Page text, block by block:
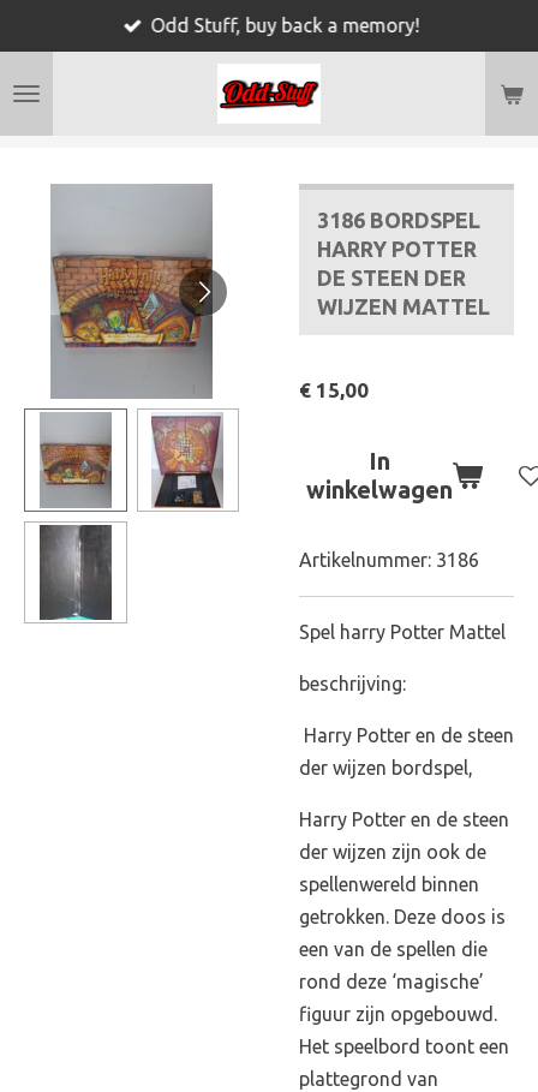
naar
Odd Stuff, buy back a memory!
3186 BORDSPEL
HARRY POTTER
DE STEEN DER
WIJZEN MATTEL
€ 15,00
In
winkelwagen
Artikelnummer: 3186
Spel harry Potter Mattel
beschrijving:
Harry Potter en de steen
der wijzen bordspel,
Harry Potter en de steen
der wijzen zijn ook de
spellenwereld binnen
getrokken. Deze doos is
een van de spellen die
rond deze ‘magische’
figuur zijn opgebouwd.
Het speelbord toont een
plattegrond van